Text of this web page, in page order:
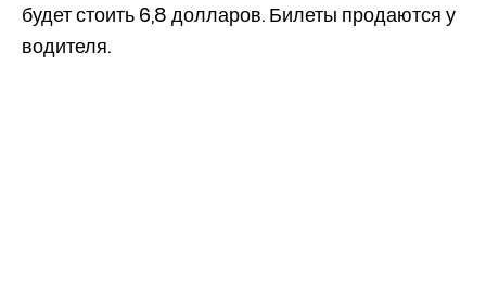
будет стоить 6,8 долларов. Билеты продаются у
водителя.